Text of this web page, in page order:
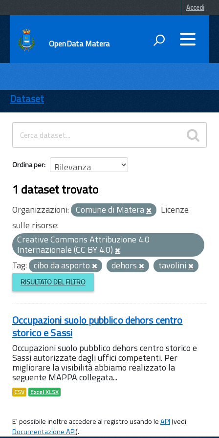
Accedi
OpenData Matera
ENTI
TEMI
INFORMAZIONI
Dataset
Ordina per
1 dataset trovato
Organizzazioni: Comune di Matera
Licenze
sulle risorse:
Creative Commons Attribuzione 4.0
Internazionale (CC BY 4.0)
Tag: cibo da asporto dehors tavolini
RISULTATO DEL FILTRO
Occupazioni suolo pubblico dehors centro
storico e Sassi
Occupazioni suolo pubblico dehors centro storico e
Sassi autorizzate dagli uffici competenti. Per
migliorare la visibilità abbiamo realizzato la
seguente MAPPA collegata...
CSV Excel XLSX
E' possibile inoltre accedere al registro usando leAPI(vedi
Documentazione API).